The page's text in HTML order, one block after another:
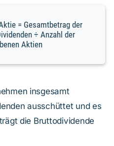
= Gesamtbetrag der
÷ Anzahl der
Aktien
insgesamt
ausschüttet und es
die Bruttodividende